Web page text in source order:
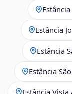
Estância
Estância
Estância
Estância Vista